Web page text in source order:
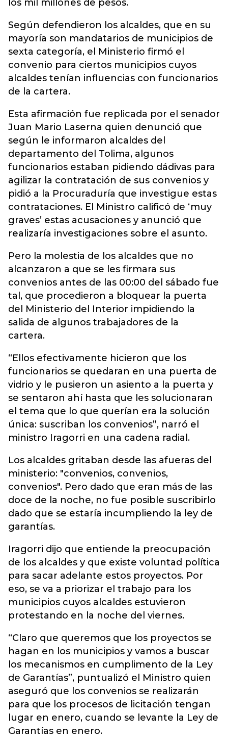
los mil millones de pesos.
Según defendieron los alcaldes, que en su
mayoría son mandatarios de municipios de
sexta categoría, el Ministerio firmó el
convenio para ciertos municipios cuyos
alcaldes tenían influencias con funcionarios
de la cartera.
Esta afirmación fue replicada por el senador
Juan Mario Laserna quien denunció que
según le informaron alcaldes del
departamento del Tolima, algunos
funcionarios estaban pidiendo dádivas para
agilizar la contratación de sus convenios y
pidió a la Procuraduría que investigue estas
contrataciones. El Ministro calificó de ‘muy
graves’ estas acusaciones y anunció que
realizaría investigaciones sobre el asunto.
Pero la molestia de los alcaldes que no
alcanzaron a que se les firmara sus
convenios antes de las 00:00 del sábado fue
tal, que procedieron a bloquear la puerta
del Ministerio del Interior impidiendo la
salida de algunos trabajadores de la
cartera.
“Ellos efectivamente hicieron que los
funcionarios se quedaran en una puerta de
vidrio y le pusieron un asiento a la puerta y
se sentaron ahí hasta que les solucionaran
el tema que lo que querían era la solución
única: suscriban los convenios”, narró el
ministro Iragorri en una cadena radial.
Los alcaldes gritaban desde las afueras del
ministerio: "convenios, convenios,
convenios". Pero dado que eran más de las
doce de la noche, no fue posible suscribirlo
dado que se estaría incumpliendo la ley de
garantías.
Iragorri dijo que entiende la preocupación
de los alcaldes y que existe voluntad política
para sacar adelante estos proyectos. Por
eso, se va a priorizar el trabajo para los
municipios cuyos alcaldes estuvieron
protestando en la noche del viernes.
“Claro que queremos que los proyectos se
hagan en los municipios y vamos a buscar
los mecanismos en cumplimento de la Ley
de Garantías”, puntualizó el Ministro quien
aseguró que los convenios se realizarán
para que los procesos de licitación tengan
lugar en enero, cuando se levante la Ley de
Garantías en enero.